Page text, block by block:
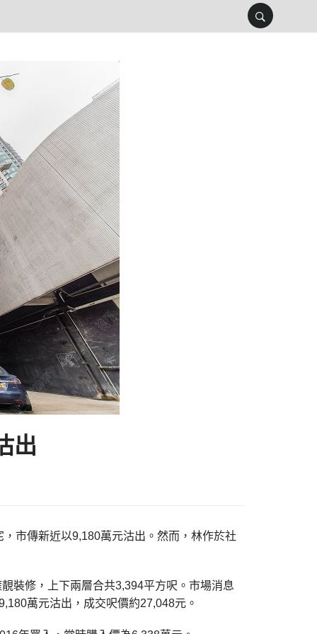
出
市傳新近以9,180萬元沽出。然而，林作於社
裝修，上下兩層合共3,394平方呎。市場消息
萬元沽出，成交呎價約27,048元。